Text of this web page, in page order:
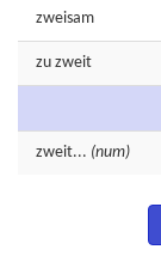
zweisam
zu zweit
zweit... (num)